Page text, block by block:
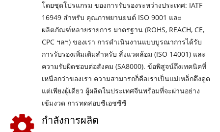
โดยชุดโปรแกรม ของการรับรองระหว่างประเทศ: IATF
16949 สำหรับ คุณภาพยานยนต์ ISO 9001 และ
ผลิตภัณฑ์หลายรายการ มาตรฐาน (ROHS, REACH, CE,
CPC ฯลฯ) ของเรา การดำเนินงานแบบบูรณาการได้รับ
การรับรองเพิ่มเติมสำหรับ สิ่งแวดล้อม (ISO 14001) และ
ความรับผิดชอบต่อสังคม (SA8000). ข้อพิสูจน์ถึงเทคนิคที่
เหนือกว่าของเรา ความสามารถก็คือเราเป็นแม่เหล็กดึงดูด
แต่เพียงผู้เดียว ผู้ผลิตในประเทศจีนพร้อมที่จะผ่านอย่าง
เข้มงวด การทดสอบซีเอชซีซี
กำลังการผลิต